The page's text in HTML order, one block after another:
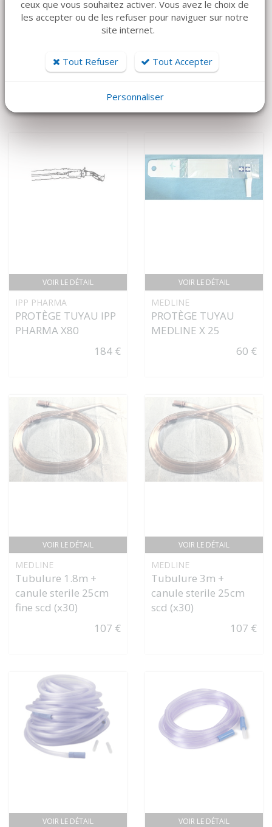
inox courbe
sinus olive aspiration
VOIR LE DÉTAIL
IPP PHARMA
PROTÈGE TUYAU IPP
PHARMA X80
184 €
VOIR LE DÉTAIL
MEDLINE
PROTÈGE TUYAU
MEDLINE X 25
60 €
VOIR LE DÉTAIL
MEDLINE
Tubulure 1.8m +
canule sterile 25cm
fine scd (x30)
107 €
VOIR LE DÉTAIL
MEDLINE
Tubulure 3m +
canule sterile 25cm
scd (x30)
107 €
VOIR LE DÉTAIL VOIR LE DÉTAIL
ceux que vous souhaitez activer. Vous avez le choix de
les accepter ou de les refuser pour naviguer sur notre
site internet.
Tout Refuser Tout Accepter
Personnaliser